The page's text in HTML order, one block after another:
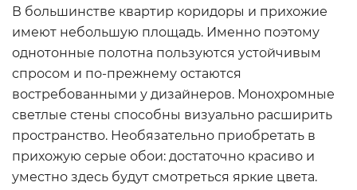
В большинстве квартир коридоры и прихожие
имеют небольшую площадь. Именно поэтому
однотонные полотна пользуются устойчивым
спросом и по-прежнему остаются
востребованными у дизайнеров. Монохромные
светлые стены способны визуально расширить
пространство. Необязательно приобретать в
прихожую серые обои: достаточно красиво и
уместно здесь будут смотреться яркие цвета.